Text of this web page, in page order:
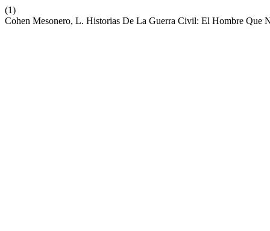
(1)
Cohen Mesonero, L. Historias De La Guerra Civil: El Hombre Que